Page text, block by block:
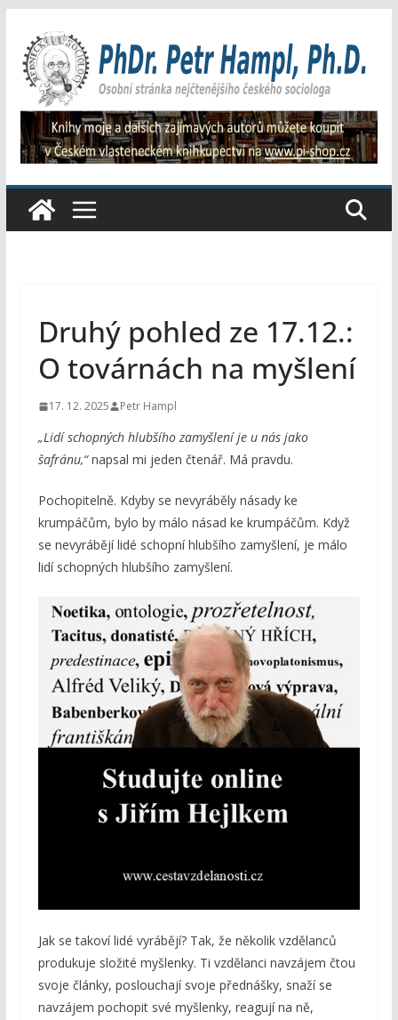
obsah
Druhý pohled ze 17.12.:
O továrnách na myšlení
17. 12. 2025 Petr Hampl
„Lidí schopných hlubšího zamyšlení je u nás jako
šafránu,“napsal mi jeden čtenář. Má pravdu.
Pochopitelně. Kdyby se nevyráběly násady ke
krumpáčům, bylo by málo násad ke krumpáčům. Když
se nevyrábějí lidé schopní hlubšího zamyšlení, je málo
lidí schopných hlubšího zamyšlení.
Jak se takoví lidé vyrábějí? Tak, že několik vzdělanců
produkuje složité myšlenky. Ti vzdělanci navzájem čtou
svoje články, poslouchají svoje přednášky, snaží se
navzájem pochopit své myšlenky, reagují na ně,